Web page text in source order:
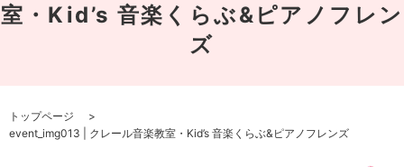
室・Kid’s 音楽くらぶ&ピアノフレン
ズ
トップページ
event_img013 | クレール音楽教室・Kid’s 音楽くらぶ&ピアノフレンズ